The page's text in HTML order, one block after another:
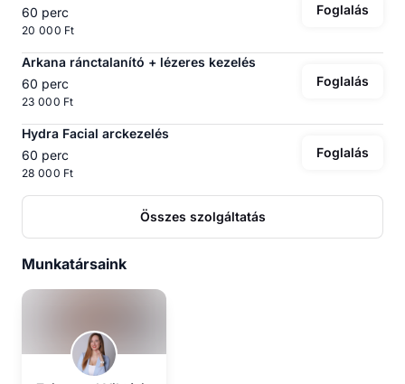
60 perc
20 000 Ft
Foglalás
Arkana ránctalanító + lézeres kezelés
60 perc
23 000 Ft
Foglalás
Hydra Facial arckezelés
60 perc
28 000 Ft
Foglalás
Összes szolgáltatás
Munkatársaink